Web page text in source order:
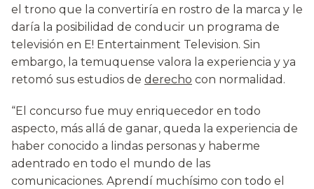
el trono que la convertiría en rostro de la marca y le
daría la posibilidad de conducir un programa de
televisión en E! Entertainment Television. Sin
embargo, la temuquense valora la experiencia y ya
retomó sus estudios de derecho con normalidad.
“El concurso fue muy enriquecedor en todo
aspecto, más allá de ganar, queda la experiencia de
haber conocido a lindas personas y haberme
adentrado en todo el mundo de las
comunicaciones. Aprendí muchísimo con todo el